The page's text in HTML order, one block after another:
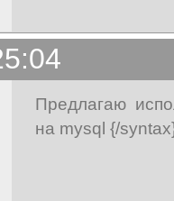
Предлагаю
на mysql {/